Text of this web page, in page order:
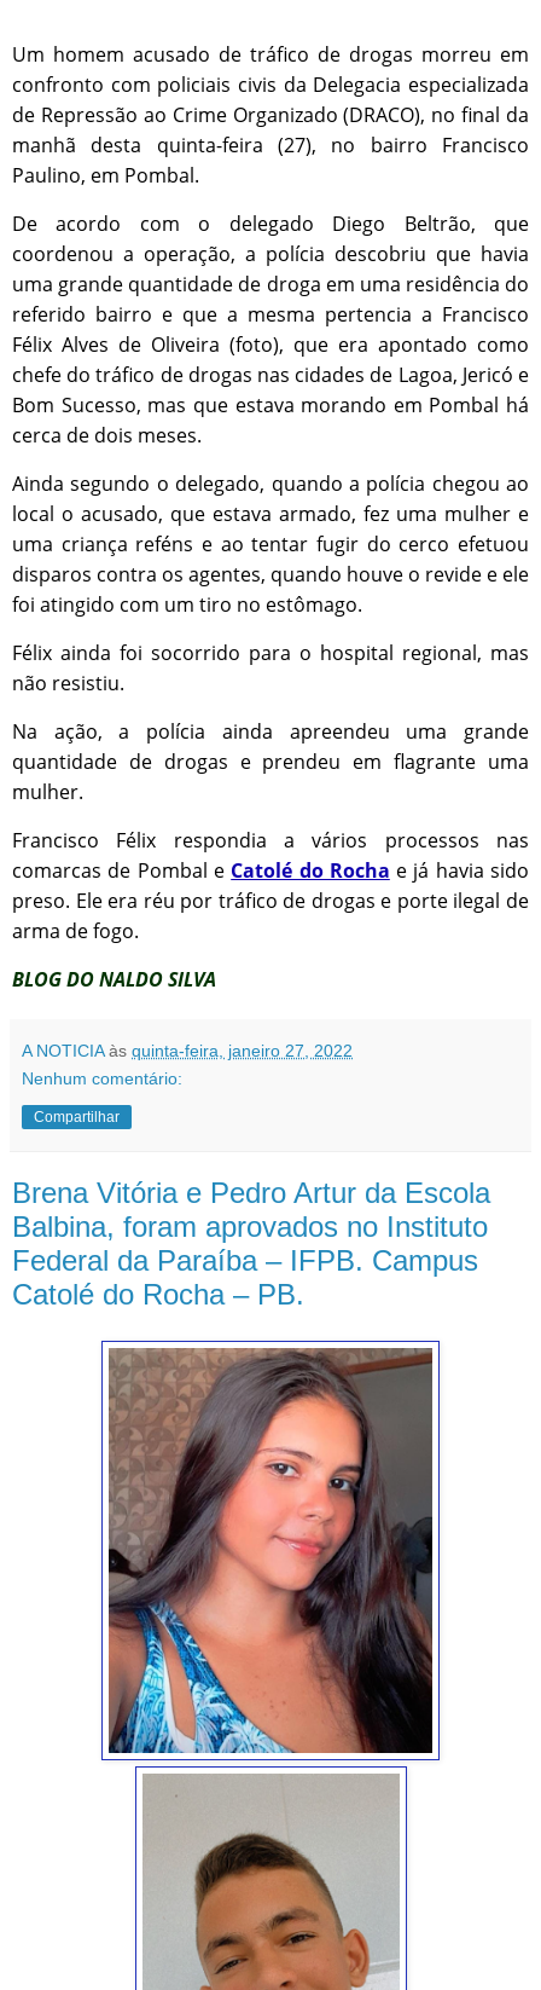
Um homem acusado de tráfico de drogas morreu em
confronto com policiais civis da Delegacia especializada
de Repressão ao Crime Organizado (DRACO), no final da
manhã desta quinta-feira (27), no bairro Francisco
Paulino, em Pombal.
De acordo com o delegado Diego Beltrão, que
coordenou a operação, a polícia descobriu que havia
uma grande quantidade de droga em uma residência do
referido bairro e que a mesma pertencia a Francisco
Félix Alves de Oliveira (foto), que era apontado como
chefe do tráfico de drogas nas cidades de Lagoa, Jericó e
Bom Sucesso, mas que estava morando em Pombal há
cerca de dois meses.
Ainda segundo o delegado, quando a polícia chegou ao
local o acusado, que estava armado, fez uma mulher e
uma criança reféns e ao tentar fugir do cerco efetuou
disparos contra os agentes, quando houve o revide e ele
foi atingido com um tiro no estômago.
Félix ainda foi socorrido para o hospital regional, mas
não resistiu.
Na ação, a polícia ainda apreendeu uma grande
quantidade de drogas e prendeu em flagrante uma
mulher.
Francisco Félix respondia a vários processos nas
comarcas de Pombal e Catolé do Rocha e já havia sido
preso. Ele era réu por tráfico de drogas e porte ilegal de
arma de fogo.
BLOG DO NALDO SILVA
A NOTICIA às quinta-feira, janeiro 27, 2022
Nenhum comentário:
Compartilhar
Brena Vitória e Pedro Artur da Escola
Balbina, foram aprovados no Instituto
Federal da Paraíba – IFPB. Campus
Catolé do Rocha – PB.